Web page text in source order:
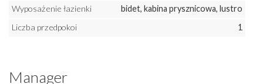
Wyposażenie łazienki
bidet, kabina prysznicowa, lustro
Liczba przedpokoi
1
Manager